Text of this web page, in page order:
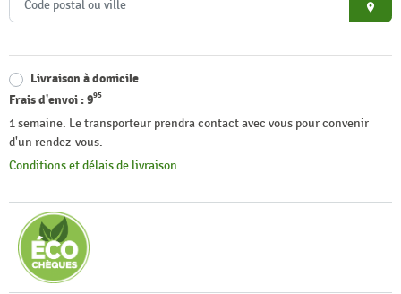
place
Livraison à domicile
Frais d'envoi :995
1 semaine. Le transporteur prendra contact avec vous pour convenir
d'un rendez-vous.
Conditions et délais de livraison